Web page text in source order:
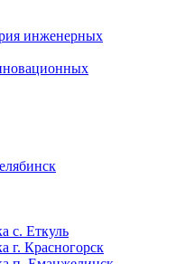
инженерных
с. Еткуль
г. Красногорск